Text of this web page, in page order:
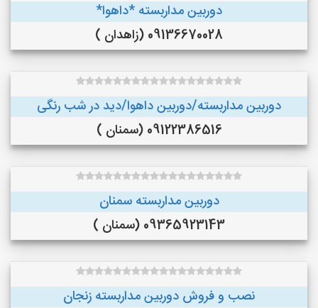
دوربین مداربسته *داهوا*
09136670028 (زاهدان )
دوربین مداربسته/دوربین داهوا/دید در شب رنگی
09122386516 (سمنان )
دوربین مداربسته سمنان
09365923143 (سمنان )
نصب و فروش دوربین مداربسته زنجان